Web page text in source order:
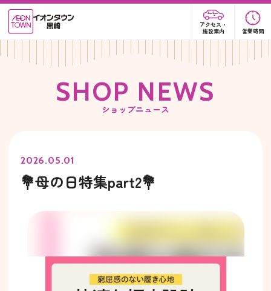
アクセス・
施設案内
営業時間
SHOP NEWS
ショップニュース
2026.05.01
💐母の日特集part2💐